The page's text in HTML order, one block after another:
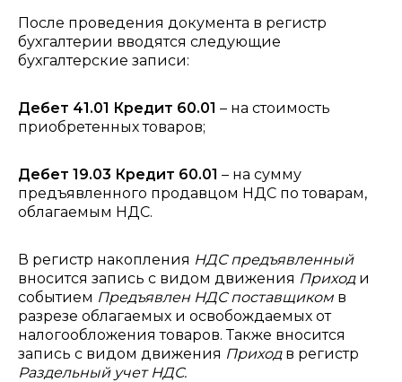
После проведения документа в регистр
бухгалтерии вводятся следующие
бухгалтерские записи:
Дебет 41.01 Кредит 60.01 – на стоимость
приобретенных товаров;
Дебет 19.03 Кредит 60.01 – на сумму
предъявленного продавцом НДС по товарам,
облагаемым НДС.
В регистр накопления НДС предъявленный
вносится запись с видом движения Приходи
событием Предъявлен НДС поставщиком в
разрезе облагаемых и освобождаемых от
налогообложения товаров.Также вносится
запись с видом движения Приходв регистр
Раздельный учет НДС.